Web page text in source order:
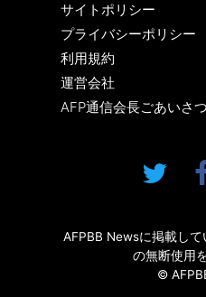
サイトポリシー
プライバシーポリシー
利用規約
運営会社
AFP通信会長ごあいさつ
AFPBB Newsに掲載し
の無断使用
©